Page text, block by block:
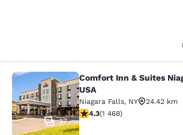
Comfort Inn & Suites
37
Comfort Inn & Suites
USA
Niagara Falls, NY
24.42 km
4.35 étoiles. Excellent. 1468
4.3(1 468)